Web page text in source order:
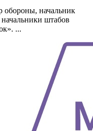
обороны, начальник
штабов
...